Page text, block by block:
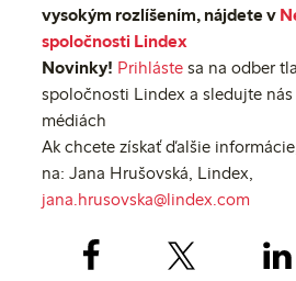
vysokým rozlíšením, nájdete v
spoločnosti Lindex
Novinky! Prihláste sa na odber
spoločnosti Lindex a sledujte
médiách
Ak chcete získať ďalšie
na: Jana Hrušovská, Lindex,
jana.hrusovska@lindex.com